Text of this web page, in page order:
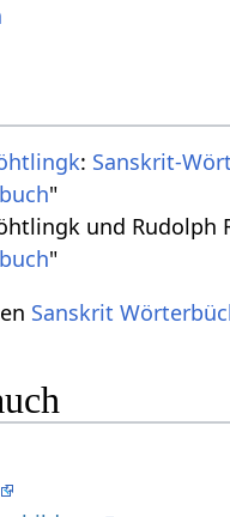
: Sanskrit-
"
und Rudolph
"
Sanskrit